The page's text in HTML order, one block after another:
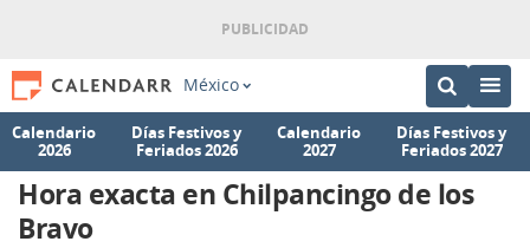
México
Calendario
2026
Días Festivos y
Feriados 2026
Calendario
2027
Días Festivos y
Feriados 2027
Hora exacta en Chilpancingo de los
Bravo